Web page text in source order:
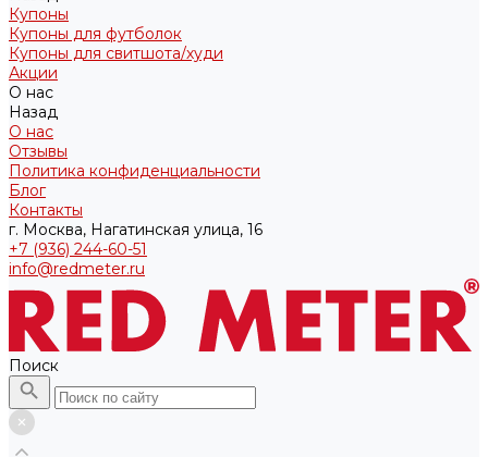
Купоны
Купоны для футболок
Купоны для свитшота/худи
Акции
О нас
Назад
О нас
Отзывы
Политика конфиденциальности
Блог
Контакты
г. Москва, Нагатинская улица, 16
+7 (936) 244-60-51
info@redmeter.ru
Поиск